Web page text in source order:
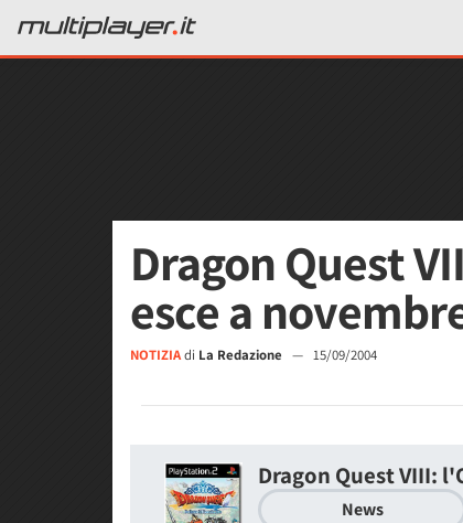
Dragon Quest
esce a
NOTIZIAdi La Redazione — 15/09/2004
Dragon Quest VIII:
News